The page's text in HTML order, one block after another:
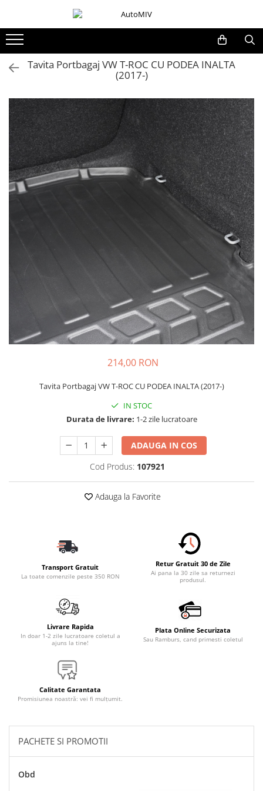
Oferta Saptamanii
Bloc Lumini
Butoane Reglare Oglinzi
Seturi Butoane
Butoane Blocare/Deblocare
Buton Frana
Buton Portbagaj
Alte Butoane/Comutatoare
Accesorii Auto Exterior
Husa Auto / Prelata Auto
Paravanturi Auto / Deflectoare Aer
Inchidere Centralizata
Huse Scaune Auto
Tavite Portbagaj Dedicate
Covorase Auto/ Presuri Auto
Seturi Interior
Accesorii Siguranta Auto
Incarcatoare Auto
Accesorii pentru Roti si Anvelope
Organizatoare Auto
Iluminat Auto
Proiectoare
Becuri Auto
Piese Auto
Piese Caroserie
Amortizoare Capota
Tavita Portbagaj VW T-ROC CU PODEA INALTA
(2017-)
214,00 RON
Tavita Portbagaj VW T-ROC CU PODEA INALTA (2017-)
IN STOC
Durata de livrare: 1-2 zile lucratoare
ADAUGA IN COS
Cod Produs: 107921
Adauga la Favorite
Transport Gratuit
La toate comenzile peste 350 RON
Retur Gratuit 30 de Zile
Ai pana la 30 zile sa returnezi
produsul.
Livrare Rapida
In doar 1-2 zile lucratoare coletul a
ajuns la tine!
Plata Online Securizata
Sau Ramburs, cand primesti coletul
Calitate Garantata
Promisiunea noastră: vei fi mulțumit.
PACHETE SI PROMOTII
Obd